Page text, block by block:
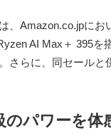
、Amazon.co.jpに
AI Max＋ 395
さらに、同セール
のパワーを体